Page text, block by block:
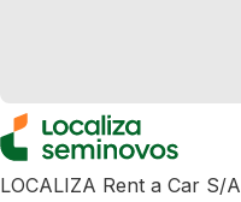
LOCALIZA Rent a Car S/A